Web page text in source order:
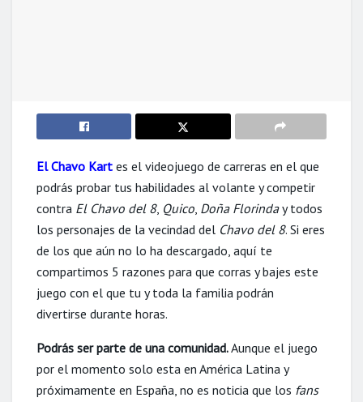
El Chavo Kart es el videojuego de carreras en el que
podrás probar tus habilidades al volante y competir
contra El Chavo del 8, Quico, Doña Florinday todos
los personajes de la vecindad del Chavo del 8. Si eres
de los que aún no lo ha descargado, aquí te
compartimos 5 razones para que corras y bajes este
juego con el que tu y toda la familia podrán
divertirse durante horas.
Podrás ser parte de una comunidad.Aunque el juego
por el momento solo esta en América Latina y
próximamente en España, no es noticia que los fans